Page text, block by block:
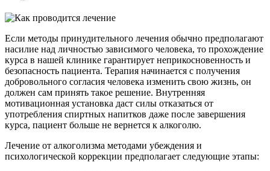
Если методы принудительного лечения обычно предполагают
насилие над личностью зависимого человека, то прохождение
курса в нашей клинике гарантирует неприкосновенность и
безопасность пациента. Терапия начинается с получения
добровольного согласия человека изменить свою жизнь, он
должен сам принять такое решение. Внутренняя
мотивационная установка даст силы отказаться от
употребления спиртных напитков даже после завершения
курса, пациент больше не вернется к алкоголю.
Лечение от алкоголизма методами убеждения и
психологической коррекции предполагает следующие этапы: